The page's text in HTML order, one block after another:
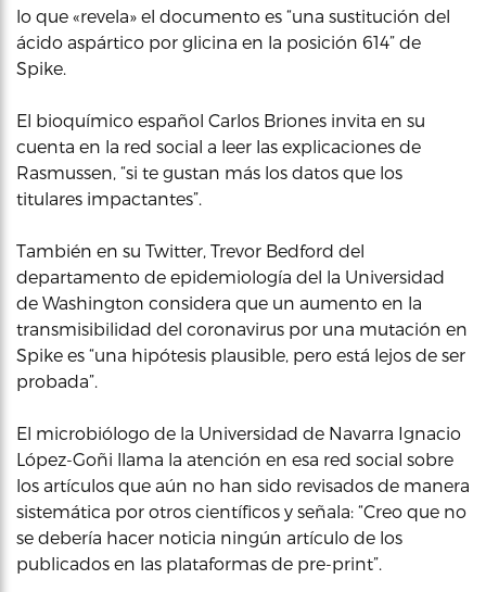
lo que «revela» el documento es “una sustitución del
ácido aspártico por glicina en la posición 614” de
Spike.
El bioquímico español Carlos Briones invita en su
cuenta en la red social a leer las explicaciones de
Rasmussen, “si te gustan más los datos que los
titulares impactantes”.
También en su Twitter, Trevor Bedford del
departamento de epidemiología del la Universidad
de Washington considera que un aumento en la
transmisibilidad del coronavirus por una mutación en
Spike es “una hipótesis plausible, pero está lejos de ser
probada”.
El microbiólogo de la Universidad de Navarra Ignacio
López-Goñi llama la atención en esa red social sobre
los artículos que aún no han sido revisados de manera
sistemática por otros científicos y señala: “Creo que no
se debería hacer noticia ningún artículo de los
publicados en las plataformas de pre-print”.